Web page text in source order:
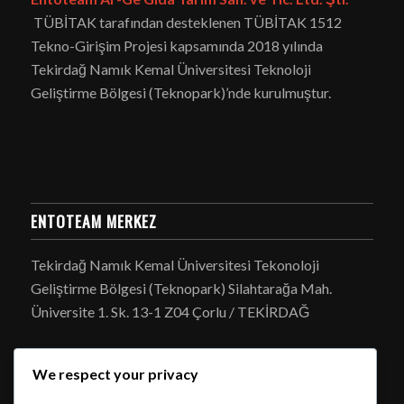
TÜBİTAK tarafından desteklenen TÜBİTAK 1512
Tekno-Girişim Projesi kapsamında 2018 yılında
Tekirdağ Namık Kemal Üniversitesi Teknoloji
Geliştirme Bölgesi (Teknopark)’nde kurulmuştur.
ENTOTEAM MERKEZ
Tekirdağ Namık Kemal Üniversitesi Tekonoloji
Geliştirme Bölgesi (Teknopark) Silahtarağa Mah.
Üniversite 1. Sk. 13-1 Z04 Çorlu / TEKİRDAĞ
We respect your privacy